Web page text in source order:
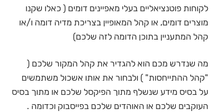
לקוחות פוטנציאליים בעלי מאפיינים דומים ( כאלו שקנו
מוצרים דומים, או קהל המאופיין בצריכת מדיה דומה ו/או
קהל המתעניין בתוכן הדומה לזה שלכם)
מה שנדרש מכם הוא להגדיר את קהל המקור שלכם (
"קהל ההתייחסות" ) ולבחור את אותו אשכול משתמשים
על בסיס מידע שנשלף מתוך הפיקסל שלכם או מתוך בסיס
העוקבים שלכם או האוהדים שלכם בפייסבוק וכדומה .